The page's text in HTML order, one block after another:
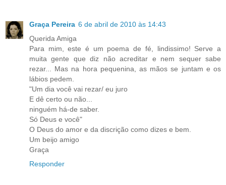
Graça Pereira 6 de abril de 2010 às 14:43
Querida Amiga
Para mim, este é um poema de fé, lindissimo! Serve a
muita gente que diz não acreditar e nem sequer sabe
rezar... Mas na hora pequenina, as mãos se juntam e os
lábios pedem.
"Um dia você vai rezar/ eu juro
E dê certo ou não...
ninguém há-de saber.
Só Deus e você"
O Deus do amor e da discrição como dizes e bem.
Um beijo amigo
Graça
Responder